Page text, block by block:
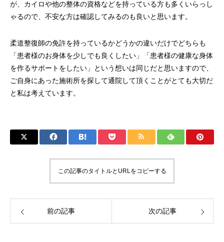
が、カイロや他の整体の資格などを持っている方も多くいらっし
ゃるので、不安な方は確認してみるのも良いと思います。
柔道整復師の免許を持っているかどうかの違いだけでどちらも
「患者様のお身体を少しでも良くしたい」「患者様の健康な身体
を作るサポートをしたい」という想いは同じだと思いますので、
ご自身にあった施術所を探して通院して頂くことがとても大切だ
と私は考えています。
この記事のタイトルとURLをコピーする
前の記事 次の記事